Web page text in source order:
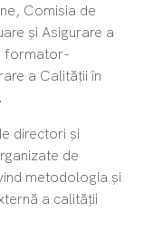
Comisia de
și Asigurare a
formator-
a Calității în
directori și
de
metodologia și
a calității